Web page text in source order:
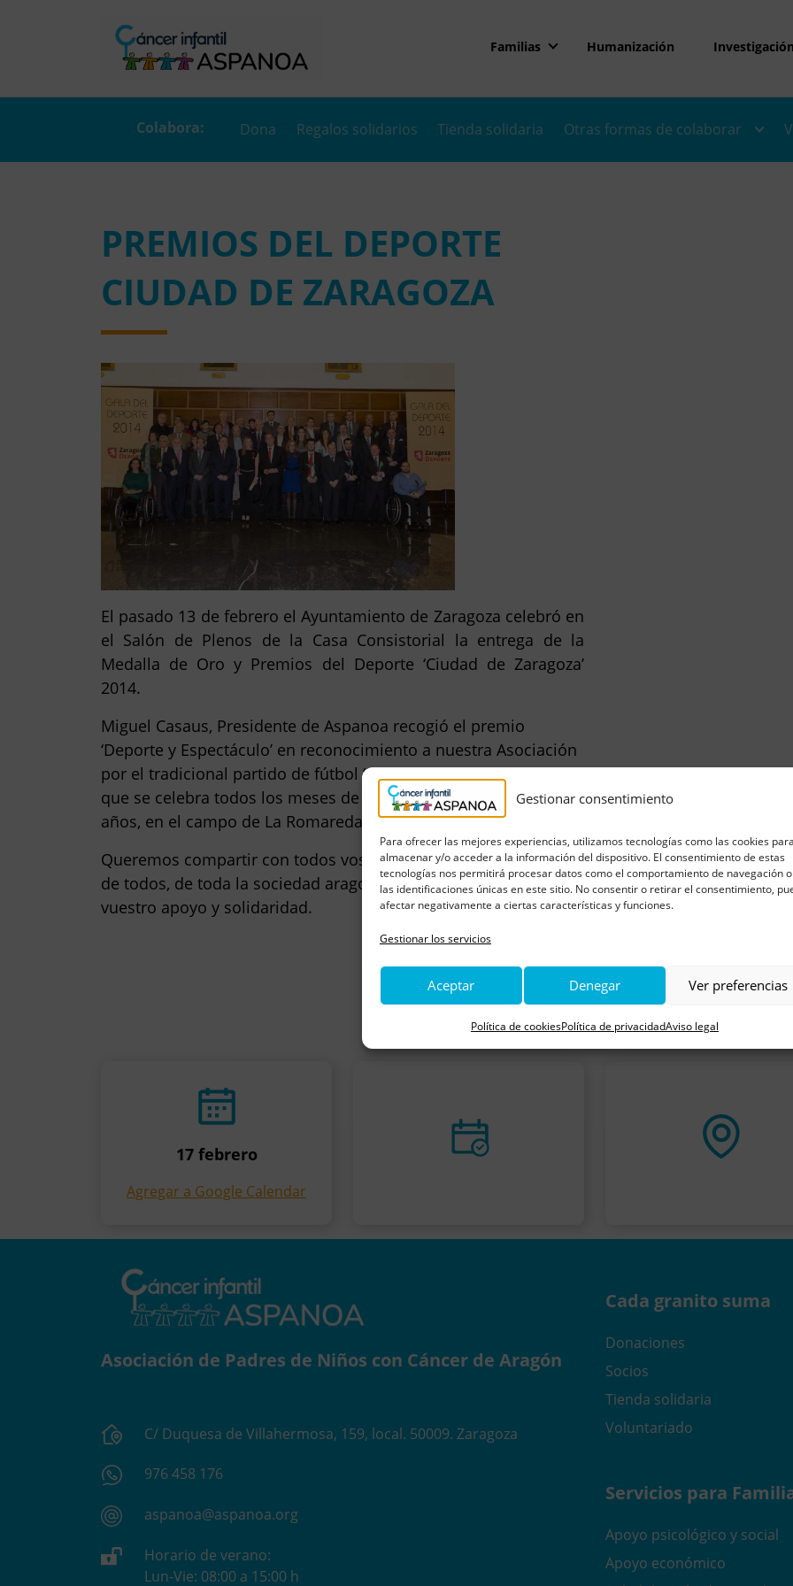
Gestionar consentimiento
Para ofrecer las mejores experiencias, utilizamos tecnologías como las cookies para
almacenar y/o acceder a la información del dispositivo. El consentimiento de estas
tecnologías nos permitirá procesar datos como el comportamiento de navegación o
las identificaciones únicas en este sitio. No consentir o retirar el consentimiento,
afectar negativamente a ciertas características y funciones.
Gestionar los servicios
Aceptar Denegar Ver preferencias
Política de cookiesPolítica de privacidadAviso legal
Familias Humanización Investigación
Dona Regalos solidarios Tienda solidaria Otras formas de colaborar
PREMIOS DEL DEPORTE
CIUDAD DE ZARAGOZA
El pasado 13 de febrero el Ayuntamiento de Zaragoza celebró en
el Salón de Plenos de la Casa Consistorial la entrega de la
Medalla de Oro y Premios del Deporte ‘Ciudad de Zaragoza’
2014.
Miguel Casaus, Presidente de Aspanoa recogió el premio
‘Deporte y Espectáculo’ en reconocimiento a nuestra Asociación
por el tradicional partido de fútbol ‘Metamos un gol al cáncer’
que se celebra todos los meses de noviembre desde hace 20
años, en el campo de La Romareda.
Queremos compartir con todos vosotros este premio, porque es
de todos, de toda la sociedad aragonesa, y daros las gracias por
vuestro apoyo y solidaridad.
17 febrero
Agregar a Google Calendar
Asociación de Padres de Niños con Cáncer de Aragón
C/ Duquesa de Villahermosa, 159, local. 50009. Zaragoza
976 458 176
aspanoa@aspanoa.org
Horario de verano:
Lun-Vie: 08:00 a 15:00 h
Cada granito suma
Donaciones
Socios
Tienda solidaria
Voluntariado
Servicios para
Apoyo psicológico y social
Apoyo económico